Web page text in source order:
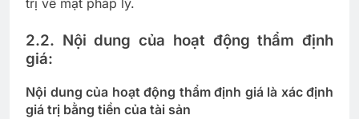
trị về mặt pháp lý.
2.2. Nội dung của hoạt động thẩm định
giá:
Nội dung của hoạt động thẩm định giá là xác định
giá trị bằng tiền của tài sản